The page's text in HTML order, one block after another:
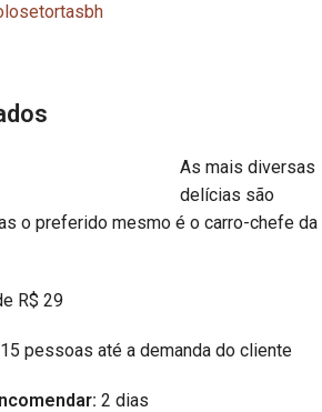
As mais diversas
delícias são
o preferido mesmo é o carro-chefe da
R$ 29
pessoas até a demanda do cliente
2 dias